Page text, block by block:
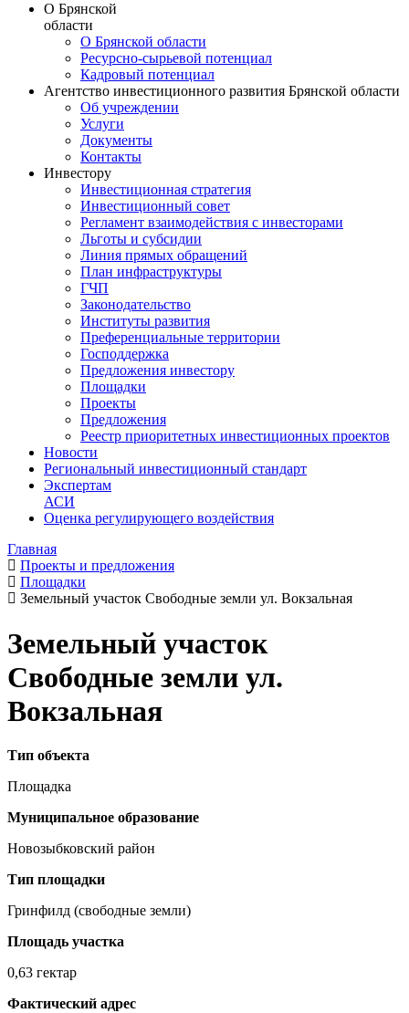
О Брянской
области
О Брянской области
Ресурсно-сырьевой потенциал
Кадровый потенциал
Агентство инвестиционного развития Брянской области
Об учреждении
Услуги
Документы
Контакты
Инвестору
Инвестиционная стратегия
Инвестиционный совет
Регламент взаимодействия с инвесторами
Льготы и субсидии
Линия прямых обращений
План инфраструктуры
ГЧП
Законодательство
Институты развития
Преференциальные территории
Господдержка
Предложения инвестору
Площадки
Проекты
Предложения
Реестр приоритетных инвестиционных проектов
Новости
Региональный инвестиционный стандарт
Экспертам
АСИ
Оценка регулирующего воздействия
Главная
Проекты и предложения
Площадки
Земельный участок Свободные земли ул. Вокзальная
Земельный участок
Свободные земли ул.
Вокзальная
Тип объекта
Площадка
Муниципальное образование
Новозыбковский район
Тип площадки
Гринфилд (свободные земли)
Площадь участка
0,63 гектар
Фактический адрес